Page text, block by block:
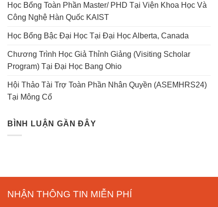
Học Bổng Toàn Phần Master/ PHD Tại Viện Khoa Học Và
Công Nghệ Hàn Quốc KAIST
Học Bổng Bậc Đại Học Tại Đại Học Alberta, Canada
Chương Trình Học Giả Thỉnh Giảng (Visiting Scholar
Program) Tại Đại Học Bang Ohio
Hội Thảo Tài Trợ Toàn Phần Nhân Quyền (ASEMHRS24)
Tại Mông Cổ
BÌNH LUẬN GẦN ĐÂY
NHẬN THÔNG TIN MIỄN PHÍ